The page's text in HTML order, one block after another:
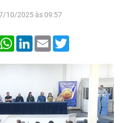
10/2025 às 09:57
WhatsApp
LinkedIn
Email